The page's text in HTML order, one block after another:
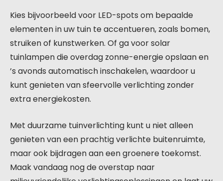
Kies bijvoorbeeld voor LED-spots om bepaalde
elementen in uw tuin te accentueren, zoals bomen,
struiken of kunstwerken. Of ga voor solar
tuinlampen die overdag zonne-energie opslaan en
’s avonds automatisch inschakelen, waardoor u
kunt genieten van sfeervolle verlichting zonder
extra energiekosten.
Met duurzame tuinverlichting kunt u niet alleen
genieten van een prachtig verlichte buitenruimte,
maar ook bijdragen aan een groenere toekomst.
Maak vandaag nog de overstap naar